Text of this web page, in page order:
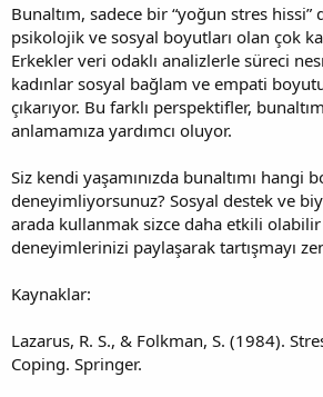
Bunaltım, sadece bir “yoğun stres
psikolojik ve sosyal boyutları olan çok
Erkekler veri odaklı analizlerle süreci
kadınlar sosyal bağlam ve empati
çıkarıyor. Bu farklı perspektifler,
anlamamıza yardımcı oluyor.
Siz kendi yaşamınızda bunaltımı hangi
deneyimliyorsunuz? Sosyal destek ve
arada kullanmak sizce daha etkili
deneyimlerinizi paylaşarak tartışmayı
Kaynaklar:
Lazarus, R. S., & Folkman, S. (1984).
Coping. Springer.